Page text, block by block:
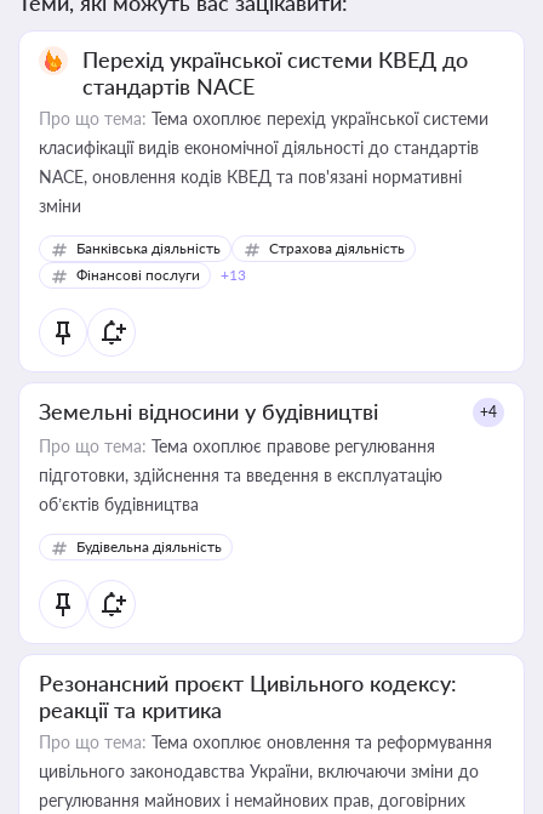
Перехід української системи КВЕД до
стандартів NACE
Про що тема: Тема охоплює перехід української системи
класифікації видів економічної діяльності до стандартів
NACE, оновлення кодів КВЕД та пов'язані нормативні
зміни
Банківська діяльність
Страхова діяльність
Фінансові послуги
+13
Земельні відносини у будівництві +4
Про що тема: Тема охоплює правове регулювання
підготовки, здійснення та введення в експлуатацію
об’єктів будівництва
Будівельна діяльність
Резонансний проєкт Цивільного кодексу:
реакції та критика
Про що тема: Тема охоплює оновлення та реформування
цивільного законодавства України, включаючи зміни до
регулювання майнових і немайнових прав, договірних